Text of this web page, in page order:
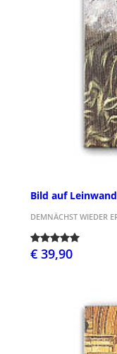
Bild auf
DEMNÄCHST WIEDER
€ 39,90